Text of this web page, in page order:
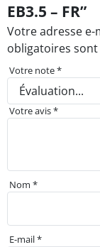
EB3.5 – FR”
Votre adresse e-
obligatoires
Votre note*
Votre avis*
Nom*
E-mail*